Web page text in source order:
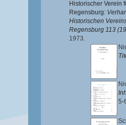
Historischer Verein
Regensburg:
Historischen
Regensburg 113
1973.
5-